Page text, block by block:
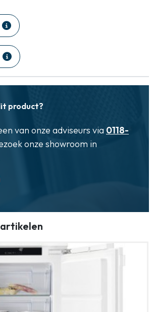
product?
van onze adviseurs via 0118-
onze showroom in